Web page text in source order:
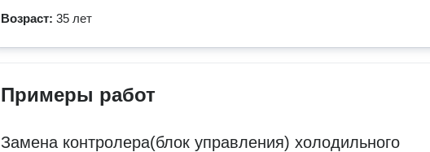
Возраст: 35 лет
Примеры работ
Замена контролера(блок управления) холодильного